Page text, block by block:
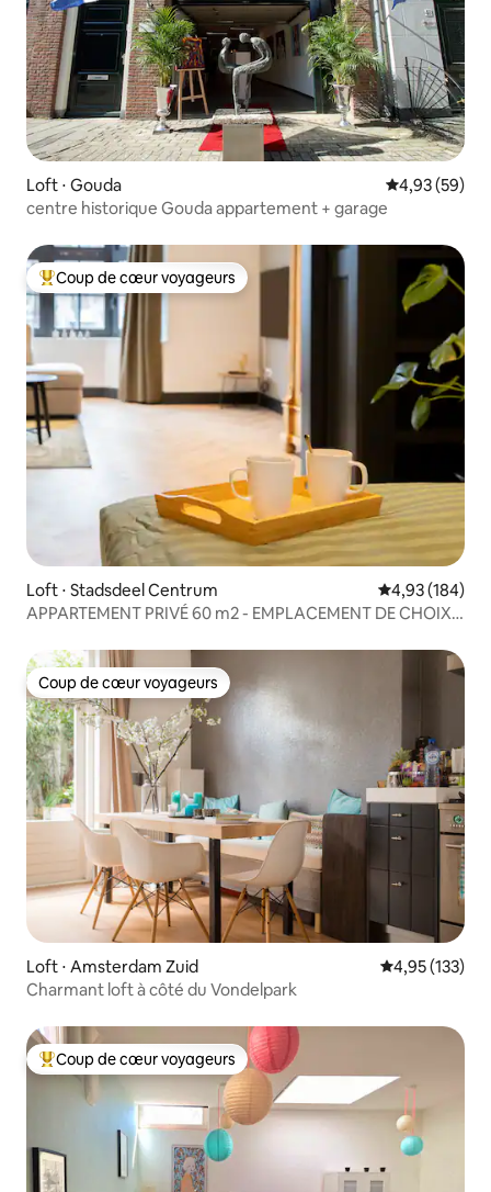
Loft ⋅ Gouda Évaluation
4,93 (59)
centre historique Gouda appartement + garage
Coups de cœur voyageurs les plus appréciés
Coup de cœur voyageurs
Loft ⋅ Stadsdeel Centrum Évaluation
4,93 (184)
APPARTEMENT PRIVÉ 60 m2 - EMPLACEMENT DE CHOIX
Coup de cœur voyageurs
Coup de cœur voyageurs
Loft ⋅ Amsterdam Zuid Évaluation
4,95 (133)
Charmant loft à côté du Vondelpark
Coups de cœur voyageurs les plus appréciés
Coup de cœur voyageurs